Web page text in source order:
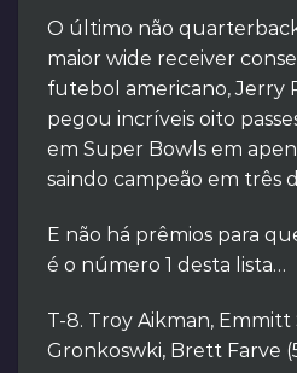
O último não
maior wide receiver
futebol americano, Jerry
pegou incríveis oito
em Super Bowls em
saindo campeão em três
E não há prêmios para
é o número 1 desta lista…
T-8. Troy Aikman, Emmitt
Gronkoswki, Brett Farve